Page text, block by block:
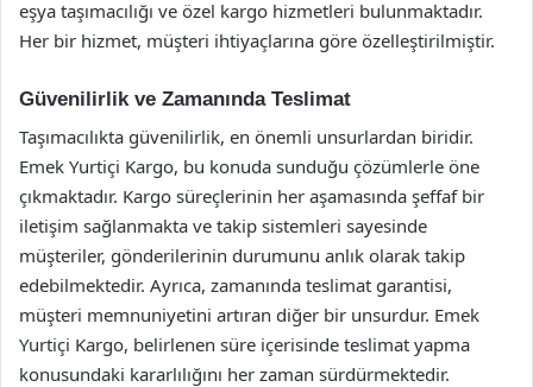
eşya taşımacılığı ve özel kargo hizmetleri bulunmaktadır.
Her bir hizmet, müşteri ihtiyaçlarına göre özelleştirilmiştir.
Güvenilirlik ve Zamanında Teslimat
Taşımacılıkta güvenilirlik, en önemli unsurlardan biridir.
Emek Yurtiçi Kargo, bu konuda sunduğu çözümlerle öne
çıkmaktadır. Kargo süreçlerinin her aşamasında şeffaf bir
iletişim sağlanmakta ve takip sistemleri sayesinde
müşteriler, gönderilerinin durumunu anlık olarak takip
edebilmektedir. Ayrıca, zamanında teslimat garantisi,
müşteri memnuniyetini artıran diğer bir unsurdur. Emek
Yurtiçi Kargo, belirlenen süre içerisinde teslimat yapma
konusundaki kararlılığını her zaman sürdürmektedir.